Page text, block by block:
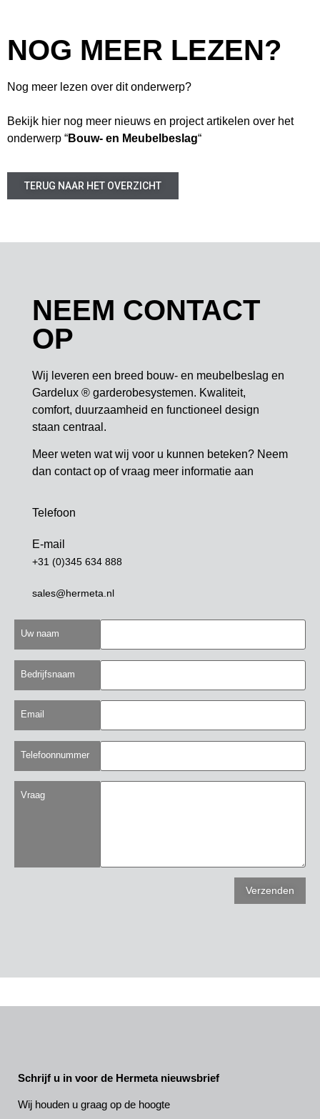
NOG MEER LEZEN?
Nog meer lezen over dit onderwerp?
Bekijk hier nog meer nieuws en project artikelen over het
onderwerp “Bouw- en Meubelbeslag“
TERUG NAAR HET OVERZICHT
NEEM CONTACT
OP
Wij leveren een breed bouw- en meubelbeslag en
Gardelux ® garderobesystemen. Kwaliteit,
comfort, duurzaamheid en functioneel design
staan centraal.
Meer weten wat wij voor u kunnen beteken? Neem
dan contact op of vraag meer informatie aan
Telefoon
E-mail
+31 (0)345 634 888
sales@hermeta.nl
Uw naam
Bedrijfsnaam
Email
Telefoonnummer
Vraag
Schrijf u in voor de Hermeta nieuwsbrief
Wij houden u graag op de hoogte